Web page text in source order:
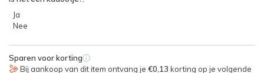
Ja
Nee
Sparen voor korting i
Bij aankoop van dit item ontvang je €0,13 korting op je volgende